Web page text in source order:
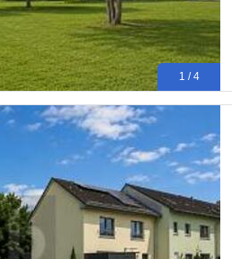
1 / 4